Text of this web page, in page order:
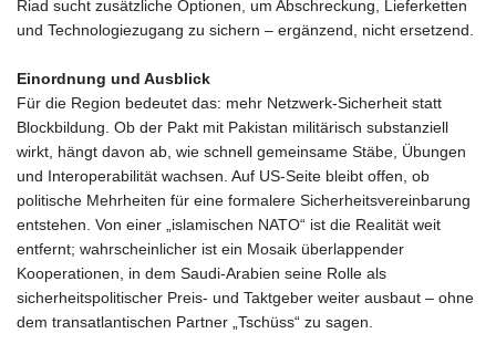
LKR 386.635196
LRD 208.057415
LVL 0.699335
LYD 7.331909
MAD 10.743067
MDL 20.044751
MGA
4918.938878
MKD 61.529235
MMK
2427.363841
MNT
Riad sucht zusätzliche Optionen, um Abschreckung, Lieferketten
und Technologiezugang zu sichern – ergänzend, nicht ersetzend.
Einordnung und Ausblick
Für die Region bedeutet das: mehr Netzwerk‑Sicherheit statt
Blockbildung. Ob der Pakt mit Pakistan militärisch substanziell
wirkt, hängt davon ab, wie schnell gemeinsame Stäbe, Übungen
und Interoperabilität wachsen. Auf US‑Seite bleibt offen, ob
politische Mehrheiten für eine formalere Sicherheitsvereinbarung
entstehen. Von einer „islamischen NATO“ ist die Realität weit
entfernt; wahrscheinlicher ist ein Mosaik überlappender
Kooperationen, in dem Saudi‑Arabien seine Rolle als
sicherheitspolitischer Preis‑ und Taktgeber weiter ausbaut – ohne
dem transatlantischen Partner „Tschüss“ zu sagen.